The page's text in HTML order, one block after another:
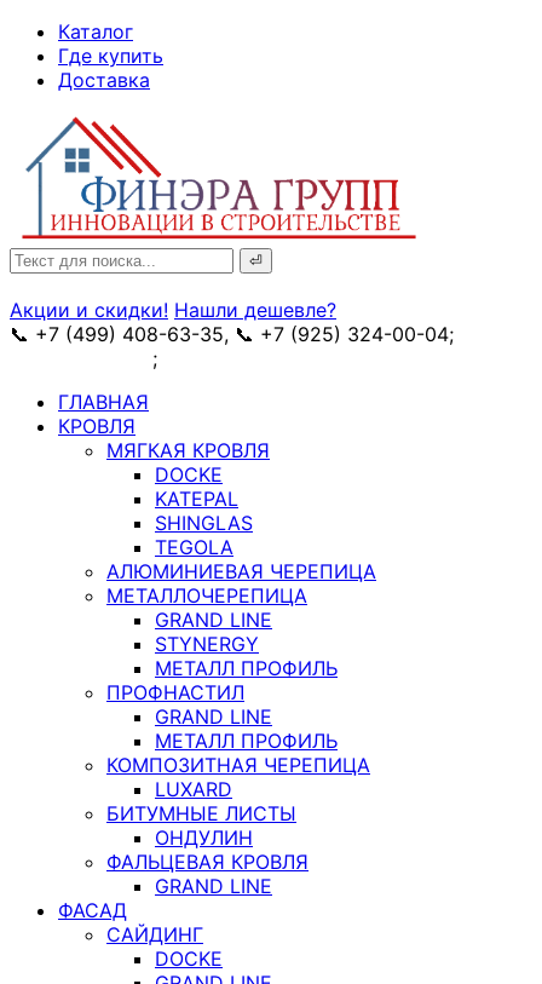
Skip
Content
Каталог
Где купить
Доставка
Search
for:
Акции и скидки! Нашли дешевле?
📞 +7 (499) 408-63-35, 📞 +7 (925) 324-00-04;
;
ГЛАВНАЯ
КРОВЛЯ
МЯГКАЯ КРОВЛЯ
DOCKE
KATEPAL
SHINGLAS
TEGOLA
АЛЮМИНИЕВАЯ ЧЕРЕПИЦА
МЕТАЛЛОЧЕРЕПИЦА
GRAND LINE
STYNERGY
МЕТАЛЛ ПРОФИЛЬ
ПРОФНАСТИЛ
GRAND LINE
МЕТАЛЛ ПРОФИЛЬ
КОМПОЗИТНАЯ ЧЕРЕПИЦА
LUXARD
БИТУМНЫЕ ЛИСТЫ
ОНДУЛИН
ФАЛЬЦЕВАЯ КРОВЛЯ
GRAND LINE
ФАСАД
САЙДИНГ
DOCKE